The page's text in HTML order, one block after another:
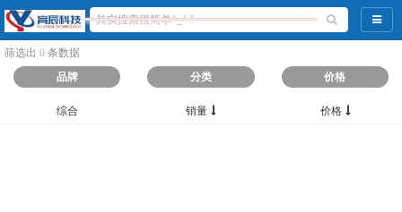
导航
筛选出 0 条数据
品牌
分类 价格
综合 销量 价格